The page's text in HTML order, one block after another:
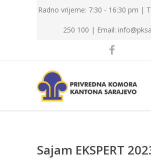
Radno vrijeme: 7:30 - 16:30 pm |
250 100 | Email:
Sajam EKSPERT